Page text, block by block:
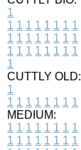
1
1 1 1 1 1 1 1 1
1 1 1 1 1 1 1 1
1 1 1 1 1 1 1 1
1
CUTTLY OLD:
1
1 1 1 1 1 1 1 1
MEDIUM:
1 1 1 1 1 1 1 1
1 1 1 1 1 1 1 1